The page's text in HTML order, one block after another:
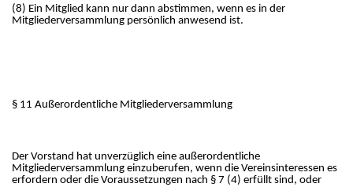
(8) Ein Mitglied kann nur dann abstimmen, wenn es in der
Mitgliederversammlung persönlich anwesend ist.
§ 11 Außerordentliche Mitgliederversammlung
Der Vorstand hat unverzüglich eine außerordentliche
Mitgliederversammlung einzuberufen, wenn die Vereinsinteressen es
erfordern oder die Voraussetzungen nach § 7 (4) erfüllt sind, oder